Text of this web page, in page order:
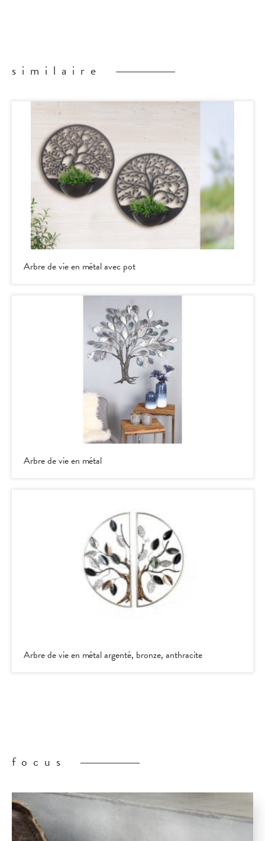
similaire
Arbre de vie en métal avec pot
Arbre de vie en métal
Arbre de vie en métal argenté, bronze, anthracite
focus